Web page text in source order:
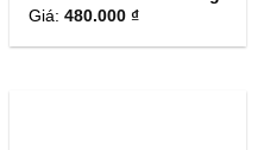
Giá:480.000 ₫